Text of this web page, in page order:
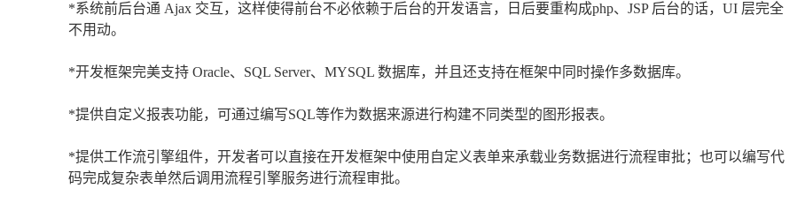
*系统前后台通 Ajax 交互，这样使得前台不必依赖于后台的开发语言，日后要重构成php、JSP 后台的话，UI 层完全
不用动。
*开发框架完美支持 Oracle、SQL Server、MYSQL 数据库，并且还支持在框架中同时操作多数据库。
*提供自定义报表功能，可通过编写SQL等作为数据来源进行构建不同类型的图形报表。
*提供工作流引擎组件，开发者可以直接在开发框架中使用自定义表单来承载业务数据进行流程审批；也可以编写代
码完成复杂表单然后调用流程引擎服务进行流程审批。